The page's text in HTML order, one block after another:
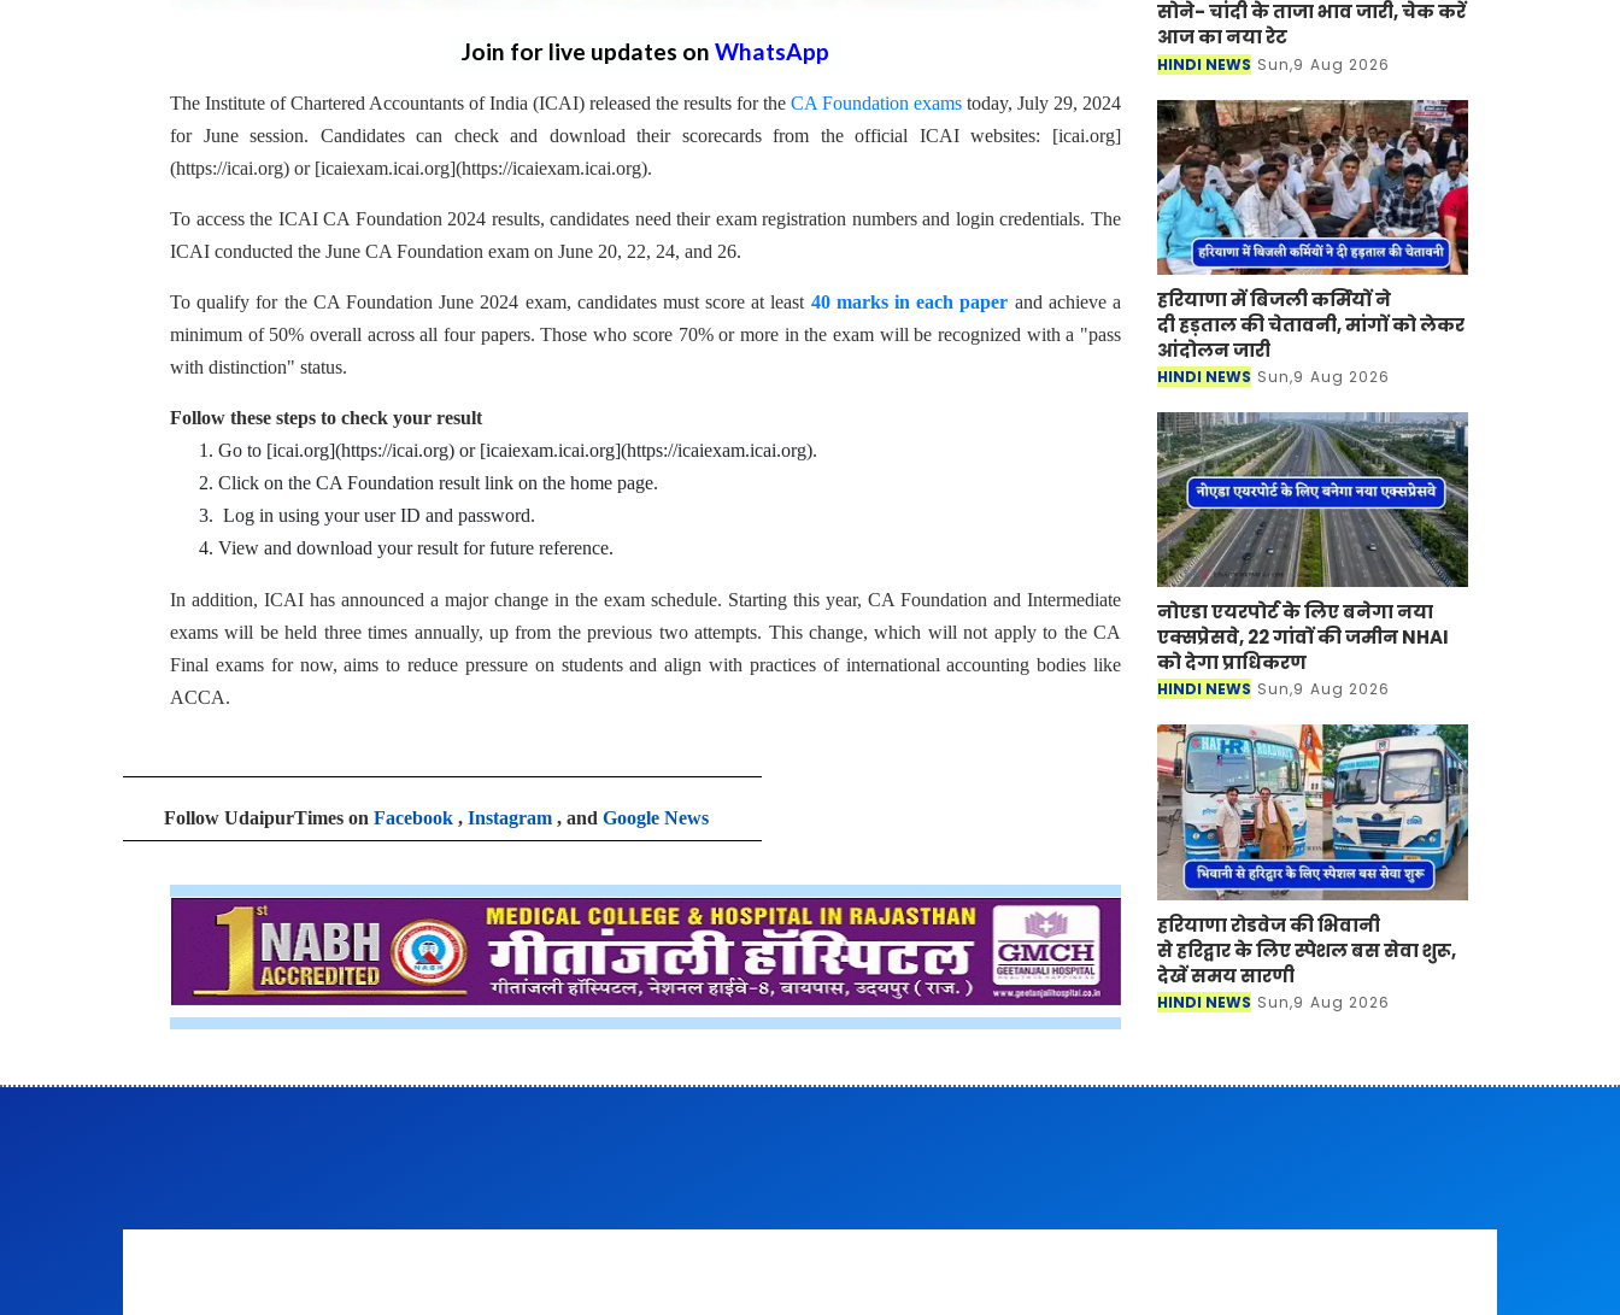
Join for live updates on WhatsApp
The Institute of Chartered Accountants of India (ICAI) released the results for the CA Foundation exams today, July 29, 2024
for June session. Candidates can check and download their scorecards from the official ICAI websites: [icai.org]
(https://icai.org) or [icaiexam.icai.org](https://icaiexam.icai.org).
To access the ICAI CA Foundation 2024 results, candidates need their exam registration numbers and login credentials. The
ICAI conducted the June CA Foundation exam on June 20, 22, 24, and 26.
To qualify for the CA Foundation June 2024 exam, candidates must score at least 40 marks in each paper and achieve a
minimum of 50% overall across all four papers. Those who score 70% or more in the exam will be recognized with a "pass
with distinction" status.
Follow these steps to check your result
Go to [icai.org](https://icai.org) or [icaiexam.icai.org](https://icaiexam.icai.org).
Click on the CA Foundation result link on the home page.
Log in using your user ID and password.
View and download your result for future reference.
In addition, ICAI has announced a major change in the exam schedule. Starting this year, CA Foundation and Intermediate
exams will be held three times annually, up from the previous two attempts. This change, which will not apply to the CA
Final exams for now, aims to reduce pressure on students and align with practices of international accounting bodies like
ACCA.
Follow UdaipurTimes on Facebook , Instagram , and Google News
सोने- चांदी के ताजा भाव जारी, चेक करें
आज का नया रेट
HINDI NEWS Sun,9 Aug 2026
हरियाणा में बिजली कर्मियों ने
दी हड़ताल की चेतावनी, मांगों को लेकर
आंदोलन जारी
HINDI NEWS Sun,9 Aug 2026
नोएडा एयरपोर्ट के लिए बनेगा नया
एक्सप्रेसवे, 22 गांवों की जमीन NHAI
को देगा प्राधिकरण
HINDI NEWS Sun,9 Aug 2026
हरियाणा रोडवेज की भिवानी
से हरिद्वार के लिए स्पेशल बस सेवा शुरू,
देखें समय सारणी
HINDI NEWS Sun,9 Aug 2026